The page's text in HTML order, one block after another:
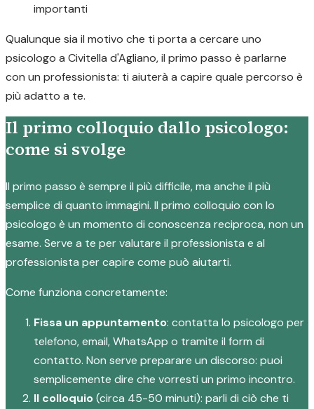
importanti
Qualunque sia il motivo che ti porta a cercare uno
psicologo a Civitella d'Agliano, il primo passo è parlarne
con un professionista: ti aiuterà a capire quale percorso è
più adatto a te.
Il primo colloquio dallo psicologo:
come si svolge
Il primo passo è sempre il più difficile, ma anche il più
semplice di quanto immagini. Il primo colloquio con lo
psicologo è un momento di conoscenza reciproca, non un
esame. Serve a te per valutare il professionista e al
professionista per capire come può aiutarti.
Come funziona concretamente:
Fissa un appuntamento: contatta lo psicologo per
telefono, email, WhatsApp o tramite il form di
contatto. Non serve preparare un discorso: puoi
semplicemente dire che vorresti un primo incontro.
Il colloquio(circa 45-50 minuti): parli di ciò che ti